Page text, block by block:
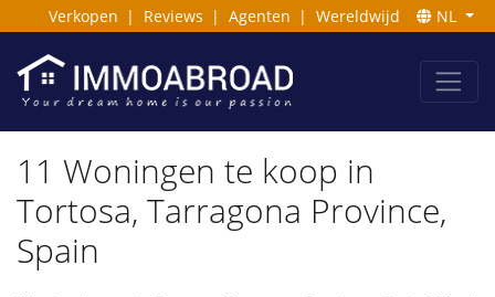
Verkopen | Reviews | Agenten | Wereldwijd NL
11 Woningen te koop in
Tortosa, Tarragona Province,
Spain